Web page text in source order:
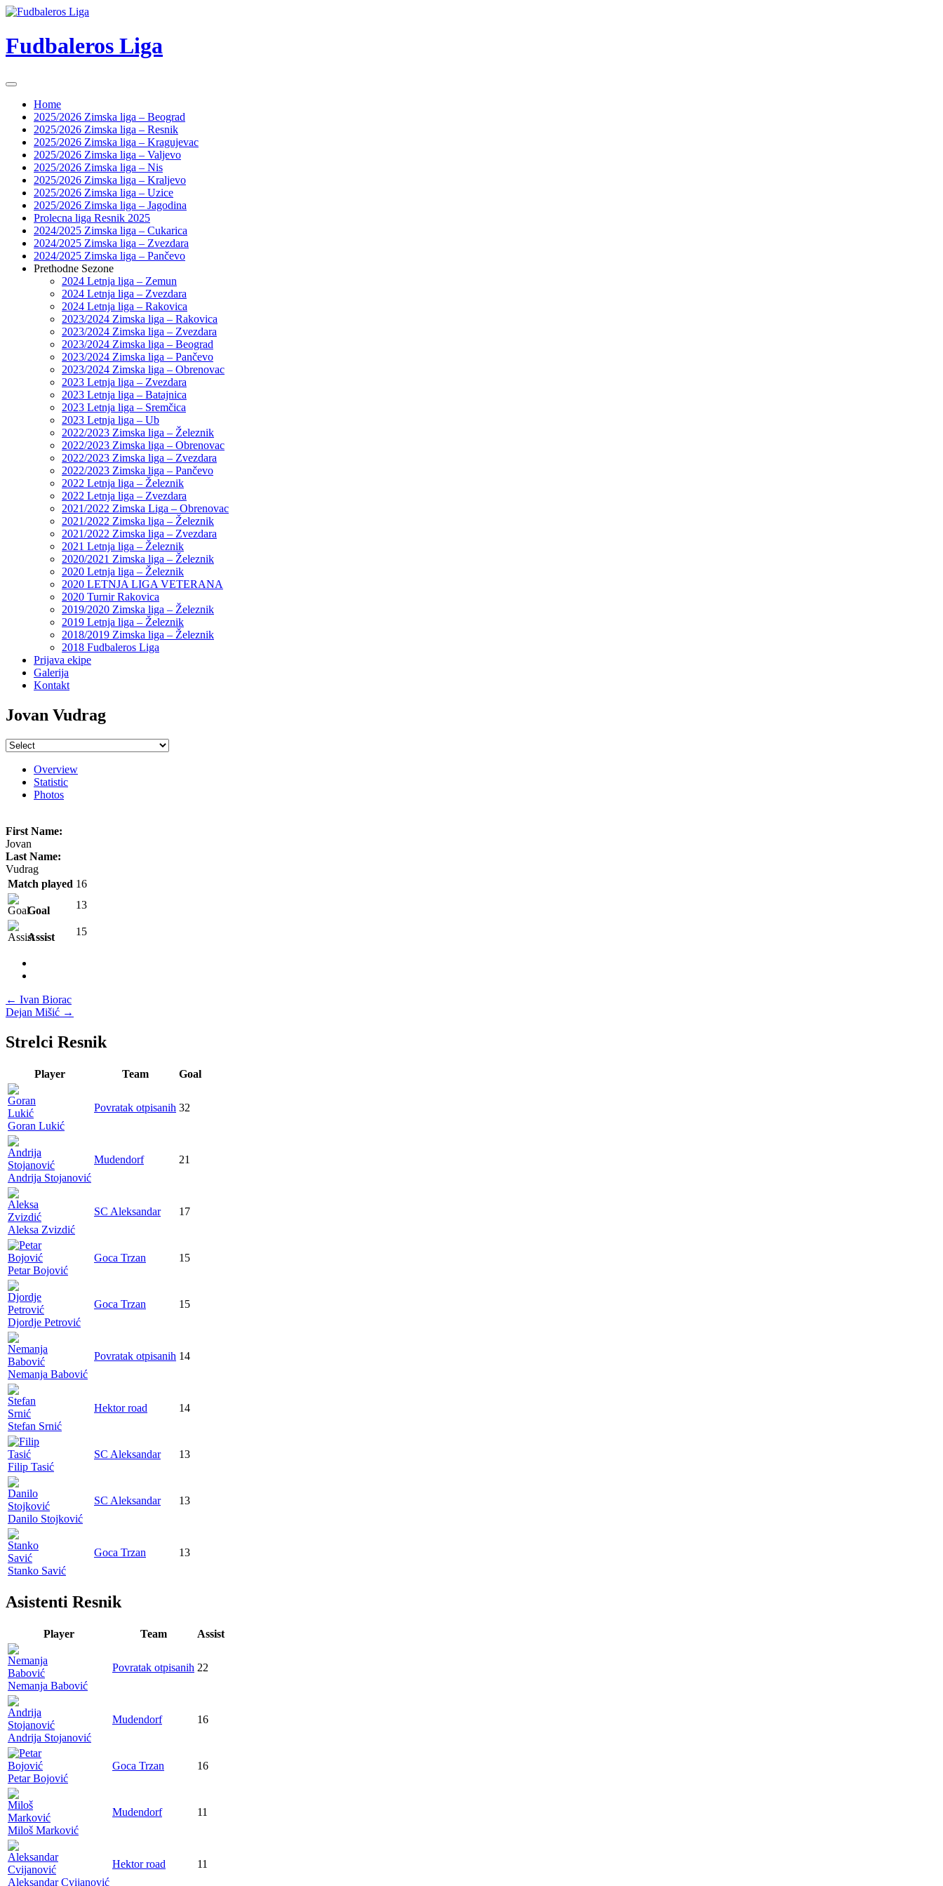
Skip
content
Fudbaleros Liga
Home
2025/2026 Zimska liga – Beograd
2025/2026 Zimska liga – Resnik
2025/2026 Zimska liga – Kragujevac
2025/2026 Zimska liga – Valjevo
2025/2026 Zimska liga – Nis
2025/2026 Zimska liga – Kraljevo
2025/2026 Zimska liga – Uzice
2025/2026 Zimska liga – Jagodina
Prolecna liga Resnik 2025
2024/2025 Zimska liga – Cukarica
2024/2025 Zimska liga – Zvezdara
2024/2025 Zimska liga – Pančevo
Prethodne Sezone
2024 Letnja liga – Zemun
2024 Letnja liga – Zvezdara
2024 Letnja liga – Rakovica
2023/2024 Zimska liga – Rakovica
2023/2024 Zimska liga – Zvezdara
2023/2024 Zimska liga – Beograd
2023/2024 Zimska liga – Pančevo
2023/2024 Zimska liga – Obrenovac
2023 Letnja liga – Zvezdara
2023 Letnja liga – Batajnica
2023 Letnja liga – Sremčica
2023 Letnja liga – Ub
2022/2023 Zimska liga – Železnik
2022/2023 Zimska liga – Obrenovac
2022/2023 Zimska liga – Zvezdara
2022/2023 Zimska liga – Pančevo
2022 Letnja liga – Železnik
2022 Letnja liga – Zvezdara
2021/2022 Zimska Liga – Obrenovac
2021/2022 Zimska liga – Železnik
2021/2022 Zimska liga – Zvezdara
2021 Letnja liga – Železnik
2020/2021 Zimska liga – Železnik
2020 Letnja liga – Železnik
2020 LETNJA LIGA VETERANA
2020 Turnir Rakovica
2019/2020 Zimska liga – Železnik
2019 Letnja liga – Železnik
2018/2019 Zimska liga – Železnik
2018 Fudbaleros Liga
Prijava ekipe
Galerija
Kontakt
Jovan Vudrag
Overview
Statistic
Photos
First Name:
Jovan
Last Name:
Vudrag
Match played 16
Goal 13
Assist 15
Post
navigation
← Ivan Biorac
Dejan Mišić →
Strelci Resnik
Player Team Goal
Goran Lukić
Povratak otpisanih 32
Andrija Stojanović
Mudendorf 21
Aleksa Zvizdić
SC Aleksandar 17
Petar Bojović
Goca Trzan 15
Djordje Petrović
Goca Trzan 15
Nemanja Babović
Povratak otpisanih 14
Stefan Srnić
Hektor road 14
Filip Tasić
SC Aleksandar 13
Danilo Stojković
SC Aleksandar 13
Stanko Savić
Goca Trzan 13
Asistenti Resnik
Player Team Assist
Nemanja Babović
Povratak otpisanih 22
Andrija Stojanović
Mudendorf 16
Petar Bojović
Goca Trzan 16
Miloš Marković
Mudendorf 11
Aleksandar Cvijanović
Hektor road 11